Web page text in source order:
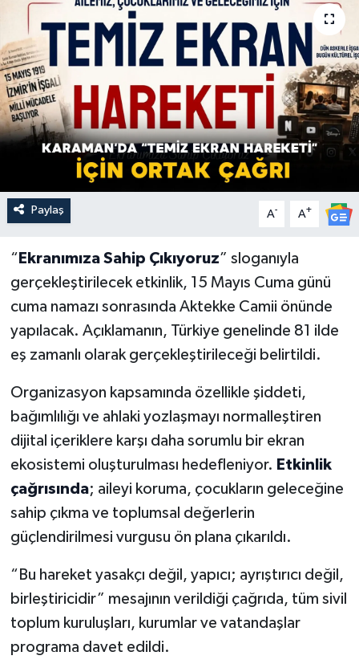
Paylaş A- A+
“ Ekranımıza Sahip Çıkıyoruz” sloganıyla
gerçekleştirilecek etkinlik, 15 Mayıs Cuma günü
cuma namazı sonrasında Aktekke Camii önünde
yapılacak. Açıklamanın, Türkiye genelinde 81 ilde
eş zamanlı olarak gerçekleştirileceği belirtildi.
Organizasyon kapsamında özellikle şiddeti,
bağımlılığı ve ahlaki yozlaşmayı normalleştiren
dijital içeriklere karşı daha sorumlu bir ekran
ekosistemi oluşturulması hedefleniyor. Etkinlik
çağrısında; aileyi koruma, çocukların geleceğine
sahip çıkma ve toplumsal değerlerin
güçlendirilmesi vurgusu ön plana çıkarıldı.
“Bu hareket yasakçı değil, yapıcı; ayrıştırıcı değil,
birleştiricidir” mesajının verildiği çağrıda, tüm sivil
toplum kuruluşları, kurumlar ve vatandaşlar
programa davet edildi.